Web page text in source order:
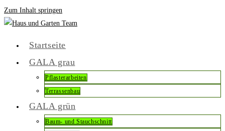
Zum Inhalt springen
Startseite
GALA grau
Pflasterarbeiten
Terrassenbau
GALA grün
Baum- und Stauchschnitt